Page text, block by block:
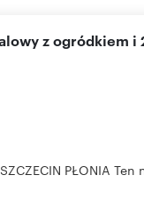
z ogródkiem
SZCZECIN PŁONIA